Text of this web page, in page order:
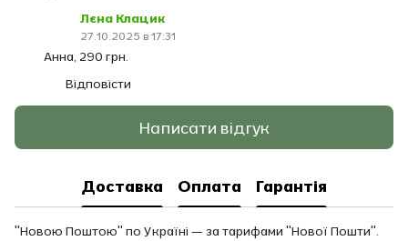
Лєна Клацик
27.10.2025 в 17:31
Анна, 290 грн.
Відповісти
Написати відгук
Доставка Оплата Гарантія
"Новою Поштою" по Україні — за тарифами "Нової Пошти".